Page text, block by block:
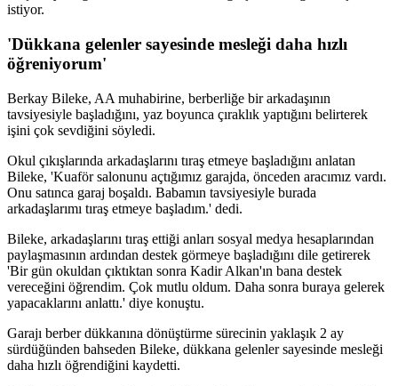
istiyor.
'Dükkana gelenler sayesinde mesleği daha hızlı
öğreniyorum'
Berkay Bileke, AA muhabirine, berberliğe bir arkadaşının
tavsiyesiyle başladığını, yaz boyunca çıraklık yaptığını belirterek
işini çok sevdiğini söyledi.
Okul çıkışlarında arkadaşlarını tıraş etmeye başladığını anlatan
Bileke, 'Kuaför salonunu açtığımız garajda, önceden aracımız vardı.
Onu satınca garaj boşaldı. Babamın tavsiyesiyle burada
arkadaşlarımı tıraş etmeye başladım.' dedi.
Bileke, arkadaşlarını tıraş ettiği anları sosyal medya hesaplarından
paylaşmasının ardından destek görmeye başladığını dile getirerek
'Bir gün okuldan çıktıktan sonra Kadir Alkan'ın bana destek
vereceğini öğrendim. Çok mutlu oldum. Daha sonra buraya gelerek
yapacaklarını anlattı.' diye konuştu.
Garajı berber dükkanına dönüştürme sürecinin yaklaşık 2 ay
sürdüğünden bahseden Bileke, dükkana gelenler sayesinde mesleği
daha hızlı öğrendiğini kaydetti.